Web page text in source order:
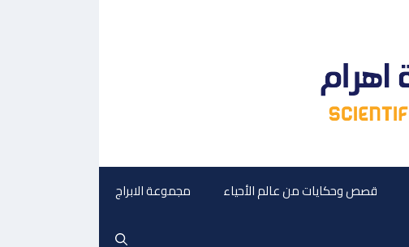
مجموعة الابراج قصص وحكايات من عالم الأحياء